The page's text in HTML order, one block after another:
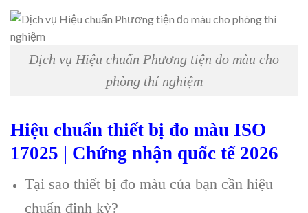
Dịch vụ Hiệu chuẩn Phương tiện đo màu cho
phòng thí nghiệm
Hiệu chuẩn thiết bị đo màu ISO
17025 | Chứng nhận quốc tế 2026
Tại sao thiết bị đo màu của bạn cần hiệu
chuẩn định kỳ?